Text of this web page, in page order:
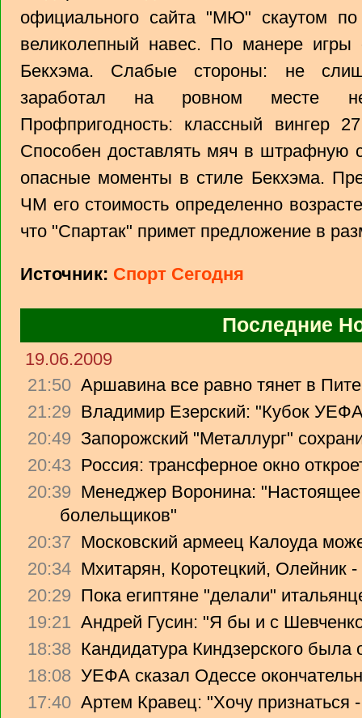
официального сайта "МЮ" скаутом
великолепный навес. По манере игры
Бекхэма. Слабые стороны: не
заработал на ровном месте
Профпригодность: классный вингер
Способен доставлять мяч в штрафную
опасные моменты в стиле Бекхэма.
ЧМ его стоимость определенно
что "Спартак" примет предложение в
Источник: Спорт Сегодня
Последние
19.06.2009
21:50 Аршавина все равно тянет в
21:29 Владимир Езерский: "Кубок
20:49 Запорожский "Металлург"
20:43 Россия: трансферное окно
20:39 Менеджер Воронина: "Настоящее
болельщиков"
20:37 Московский армеец Калоуда
20:34 Мхитарян, Коротецкий, Олейник -
20:29 Пока египтяне "делали"
19:21 Андрей Гусин: "Я бы и с
18:38 Кандидатура Киндзерского была
18:08 УЕФА сказал Одессе
17:40 Артем Кравец: "Хочу признаться